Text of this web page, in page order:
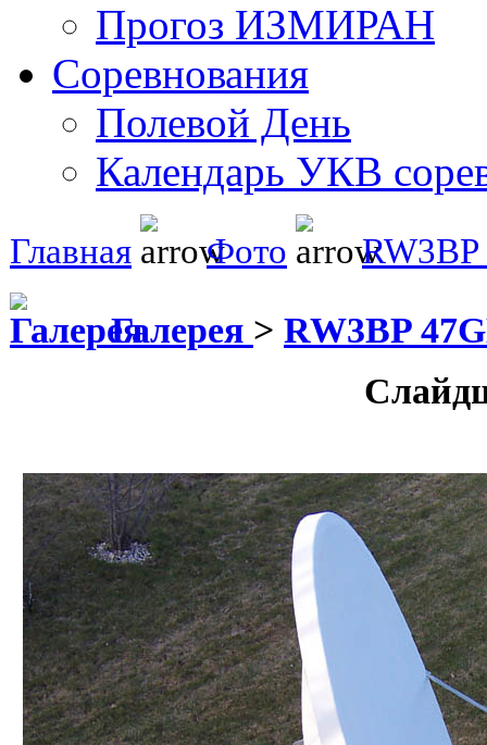
Прогоз ИЗМИРАН
Соревнования
Полевой День
Календарь УКВ
Главная Фото
Галерея > RW3BP